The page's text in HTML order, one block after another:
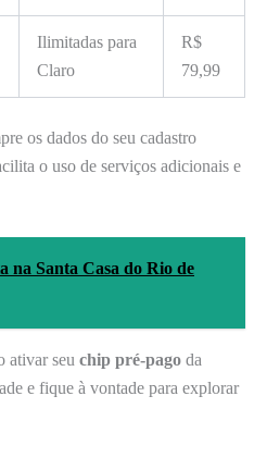
Ilimitadas para
Claro
R$
79,99
os dados do seu cadastro
o uso de serviços adicionais e
na Santa Casa do Rio de
ativar seu chip pré-pago da
e fique à vontade para explorar